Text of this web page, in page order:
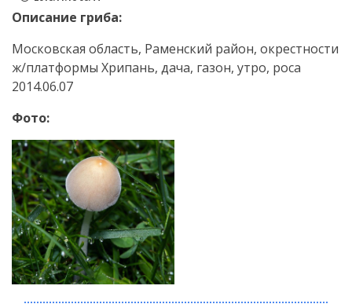
Описание гриба:
Московская область, Раменский район, окрестности
ж/платформы Хрипань, дача, газон, утро, роса
2014.06.07
Фото: